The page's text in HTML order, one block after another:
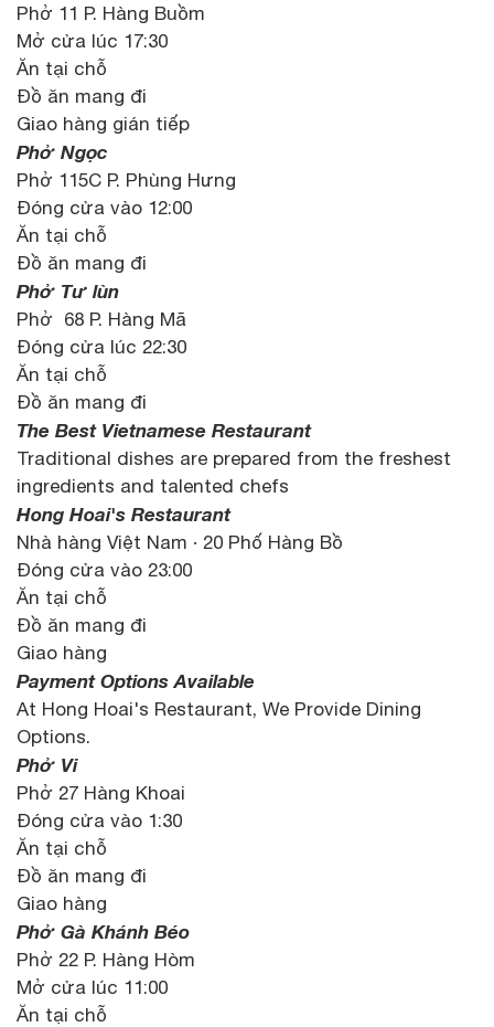
Phở 11 P. Hàng Buồm
Mở cửa lúc 17:30
Ăn tại chỗ
Đồ ăn mang đi
Giao hàng gián tiếp
Phở Ngọc
Phở 115C P. Phùng Hưng
Đóng cửa vào 12:00
Ăn tại chỗ
Đồ ăn mang đi
Phở Tư lùn
Phở 68 P. Hàng Mã
Đóng cửa lúc 22:30
Ăn tại chỗ
Đồ ăn mang đi
The Best Vietnamese Restaurant
Traditional dishes are prepared from the freshest
ingredients and talented chefs
Hong Hoai's Restaurant
Nhà hàng Việt Nam · 20 Phố Hàng Bồ
Đóng cửa vào 23:00
Ăn tại chỗ
Đồ ăn mang đi
Giao hàng
Payment Options Available
At Hong Hoai's Restaurant, We Provide Dining
Options.
Phở Vi
Phở 27 Hàng Khoai
Đóng cửa vào 1:30
Ăn tại chỗ
Đồ ăn mang đi
Giao hàng
Phở Gà Khánh Béo
Phở 22 P. Hàng Hòm
Mở cửa lúc 11:00
Ăn tại chỗ